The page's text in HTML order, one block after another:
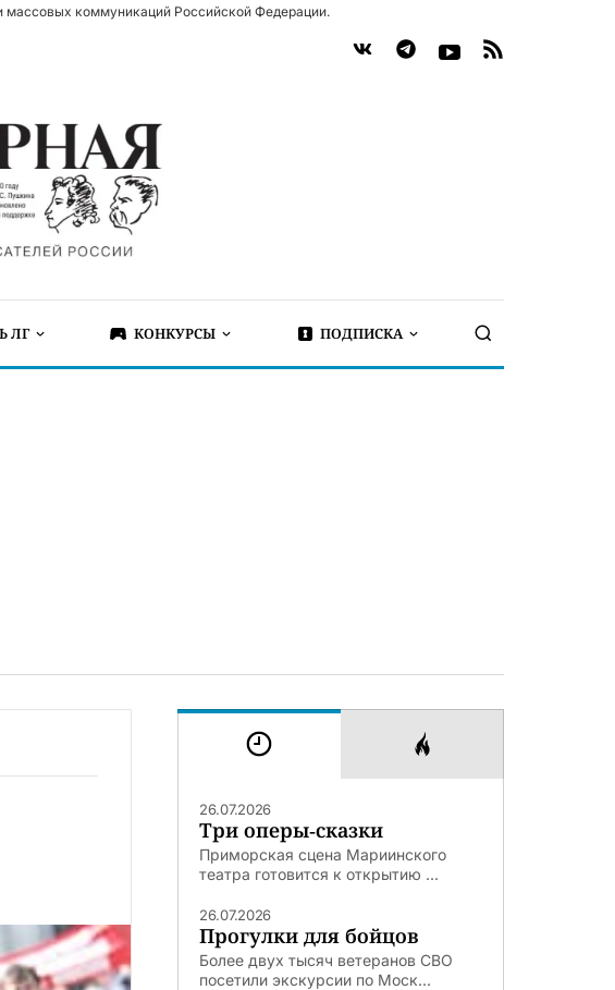
массовых коммуникаций Российской Федерации.
ЛГ КОНКУРСЫ ПОДПИСКА
26.07.2026
Три оперы-сказки
Приморская сцена Мариинского
театра готовится к открытию ...
26.07.2026
Прогулки для бойцов
Более двух тысяч ветеранов СВО
посетили экскурсии по Моск...